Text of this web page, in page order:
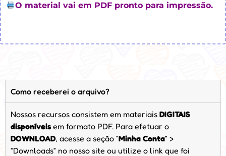
O material vai em PDF pronto para impressão.
Como receberei o arquivo?
Nossos recursos consistem em materiais DIGITAIS
disponíveis em formato PDF. Para efetuar o
DOWNLOAD, acesse a seção “Minha Conta” >
“Downloads” no nosso site ou utilize o link que foi